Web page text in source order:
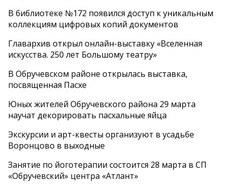
В библиотеке №172 появился доступ к уникальным
коллекциям цифровых копий документов
Главархив открыл онлайн-выставку «Вселенная
искусства. 250 лет Большому театру»
В Обручевском районе открылась выставка,
посвященная Пасхе
Юных жителей Обручевского района 29 марта
научат декорировать пасхальные яйца
Экскурсии и арт-квесты организуют в усадьбе
Воронцово в выходные
Занятие по йоготерапии состоится 28 марта в СП
«Обручевский» центра «Атлант»